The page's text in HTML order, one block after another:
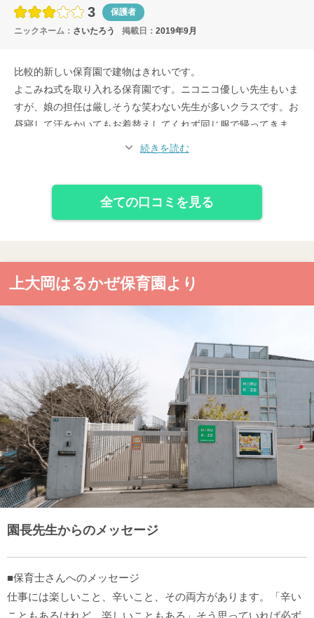
3
保護者
ニックネーム： さいたろう 掲載日： 2019年9月
比較的新しい保育園で建物はきれいです。
よこみね式を取り入れる保育園です。ニコニコ優しい先生もいま
すが、娘の担任は厳しそうな笑わない先生が多いクラスです。お
昼寝して汗をかいてもお着替えしてくれず同じ服で帰ってきま
す。ちょっと雑なイメージありますが、預かってもらっている以
続きを読む
全ての口コミを見る
上大岡はるかぜ保育園より
園長先生からのメッセージ
■保育士さんへのメッセージ
仕事には楽しいこと、辛いこと、その両方があります。「辛い